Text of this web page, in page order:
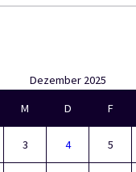
Dezember 2025
M D F
3 4 5